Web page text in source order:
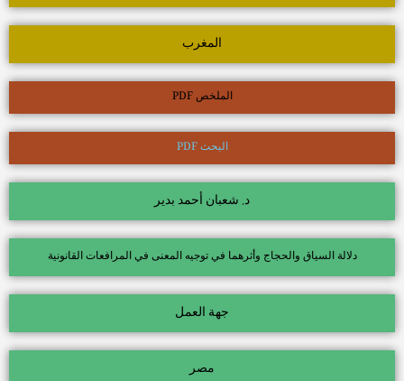
المغرب
الملخص PDF
البحث PDF
د. شعبان أحمد بدير
دلالة السياق والحجاج وأثرهما في توجيه المعنى في المرافعات القانونية
جهة العمل
مصر